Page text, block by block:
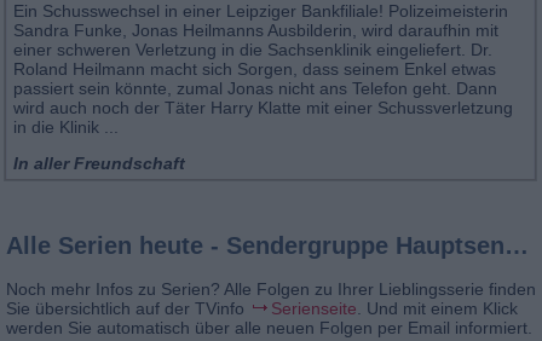
Ein Schusswechsel in einer Leipziger Bankfiliale! Polizeimeisterin
Sandra Funke, Jonas Heilmanns Ausbilderin, wird daraufhin mit
einer schweren Verletzung in die Sachsenklinik eingeliefert. Dr.
Roland Heilmann macht sich Sorgen, dass seinem Enkel etwas
passiert sein könnte, zumal Jonas nicht ans Telefon geht. Dann
wird auch noch der Täter Harry Klatte mit einer Schussverletzung
in die Klinik ...
In aller Freundschaft
Alle Serien heute - Sendergruppe Hauptsender
Noch mehr Infos zu Serien? Alle Folgen zu Ihrer Lieblingsserie finden
Sie übersichtlich auf der TVinfo
Serienseite. Und mit einem Klick
werden Sie automatisch über alle neuen Folgen per Email informiert.